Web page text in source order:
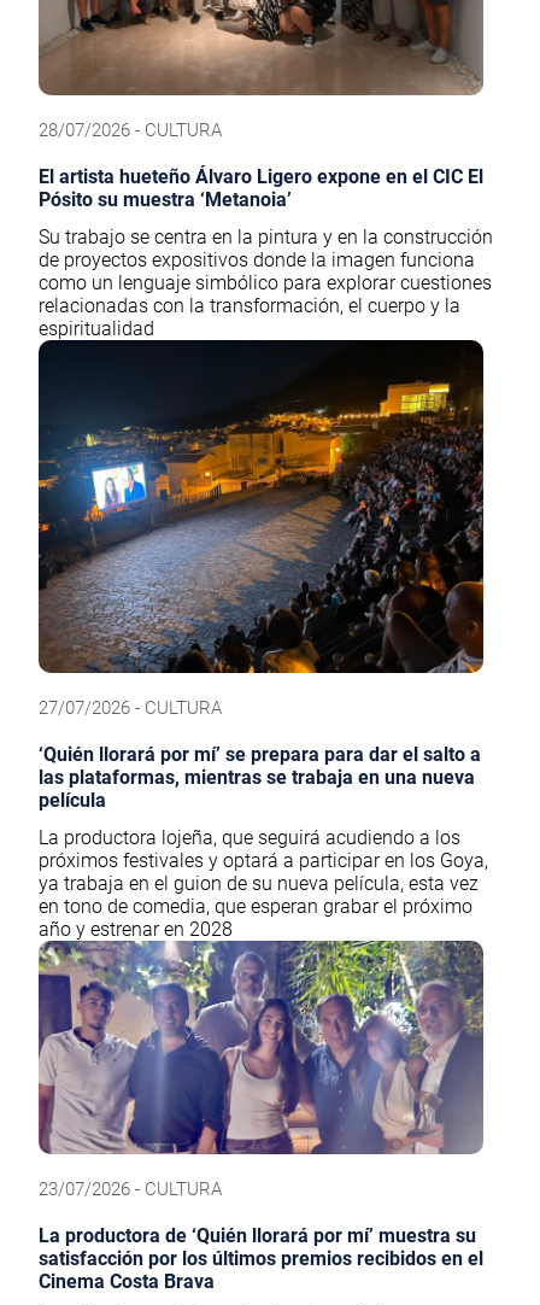
28/07/2026 - CULTURA
El artista hueteño Álvaro Ligero expone en el CIC El
Pósito su muestra ‘Metanoia’
Su trabajo se centra en la pintura y en la construcción
de proyectos expositivos donde la imagen funciona
como un lenguaje simbólico para explorar cuestiones
relacionadas con la transformación, el cuerpo y la
espiritualidad
27/07/2026 - CULTURA
‘Quién llorará por mí’ se prepara para dar el salto a
las plataformas, mientras se trabaja en una nueva
película
La productora lojeña, que seguirá acudiendo a los
próximos festivales y optará a participar en los Goya,
ya trabaja en el guion de su nueva película, esta vez
en tono de comedia, que esperan grabar el próximo
año y estrenar en 2028
23/07/2026 - CULTURA
La productora de ‘Quién llorará por mí’ muestra su
satisfacción por los últimos premios recibidos en el
Cinema Costa Brava